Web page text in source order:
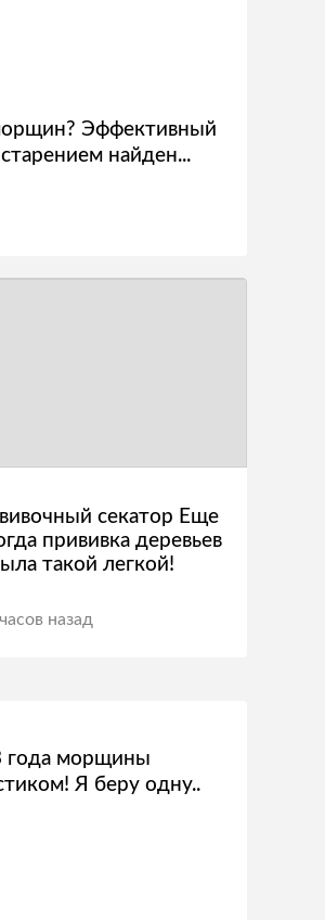
Эффективный
найден...
секатор Еще
прививка деревьев
такой легкой!
назад
года морщины
Я беру одну..